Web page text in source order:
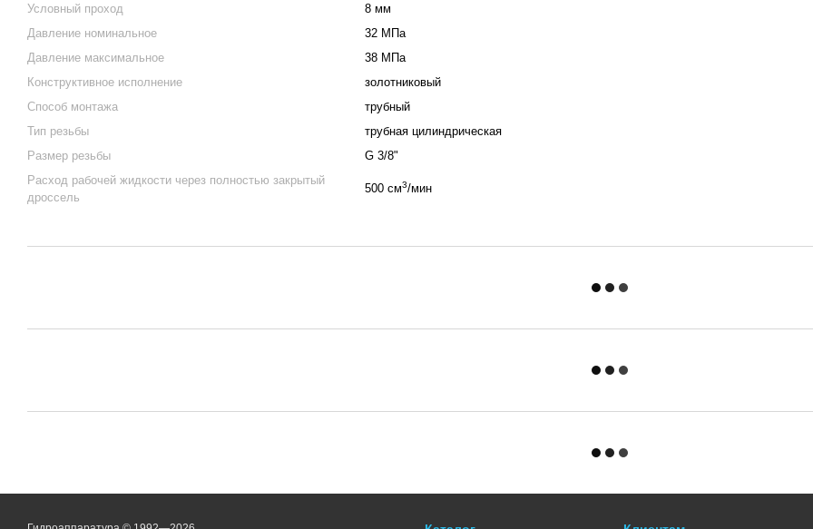
Условный проход
8 мм
Давление номинальное
32 МПа
Давление максимальное
38 МПа
Конструктивное исполнение
золотниковый
Способ монтажа
трубный
Тип резьбы
трубная цилиндрическая
Размер резьбы
G 3/8"
Расход рабочей жидкости через полностью закрытый
дроссель
500 см3/мин